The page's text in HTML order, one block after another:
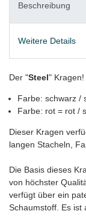
Beschreibung
Weitere Details
Der "Steel" Kragen!
Farbe: schwarz /
Farbe: rot = rot /
Dieser Kragen
langen Stacheln,
Die Basis dieses
von höchster
verfügt über ein
Schaumstoff. Es ist